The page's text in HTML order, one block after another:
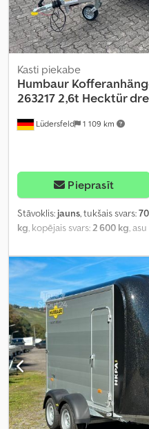
Lüdersfeld 1 109 km
Kasti piekabe
Humbaur
263217 2,6t Hecktür
Pieprasīt
Stāvoklis: jauns, tukšais svars:
kg, kopējais svars:2 600 kg,
,
iekraušanas telpas augstums:1
nobraukums: 50 km ,
energoefektivitāte:A,